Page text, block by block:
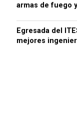
armas de fuego
Egresada del
mejores